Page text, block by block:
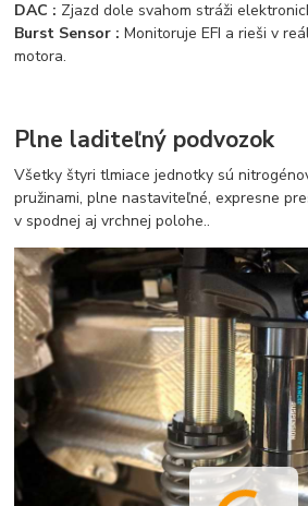
DAC : Zjazd dole svahom stráži
Burst Sensor :Monitoruje EFI a rieši v
motora.
Plne laditeľný podvozok
Všetky štyri tlmiace jednotky sú
pružinami, plne nastaviteľné, expresne
v spodnej aj vrchnej polohe..